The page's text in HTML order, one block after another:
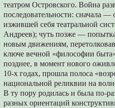
театром Островского. Война
последовательности: сначала —
изжившей себя театральной
Андреев); чуть позже —
новым движениям,
ключе вечной «философии
позднее, в момент нового
10-х годах, прошла полоса
национальной реликвии на
В ту пору родилась и была по-
разных ориентаций